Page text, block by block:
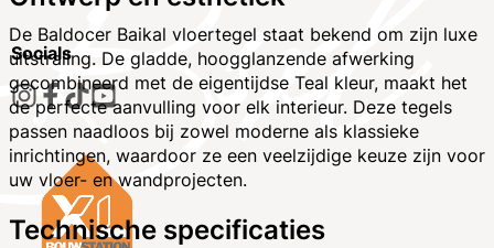
De Baldocer Baikal vloertegel staat bekend om zijn luxe
uitstraling. De gladde, hoogglanzende afwerking
gecombineerd met de eigentijdse Teal kleur, maakt het
de perfecte aanvulling voor elk interieur. Deze tegels
passen naadloos bij zowel moderne als klassieke
inrichtingen, waardoor ze een veelzijdige keuze zijn voor
uw vloer- en wandprojecten.
Technische specificaties
Socials